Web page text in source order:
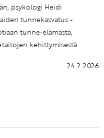
psykologi Heidi
tunnekasvatus -
tunne-elämästä,
kehittymisestä.
24.2.2026